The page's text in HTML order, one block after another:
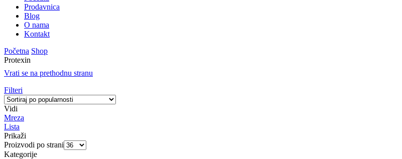
Prodavnica
Blog
O nama
Kontakt
Početna Shop
Protexin
Vrati se na prethodnu stranu
Filteri
Vidi
Mreza
Lista
Prikaži
Proizvodi po strani
Kategorije